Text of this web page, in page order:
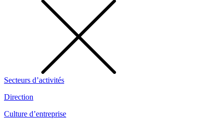
Secteurs d’activités
Direction
Culture d’entreprise